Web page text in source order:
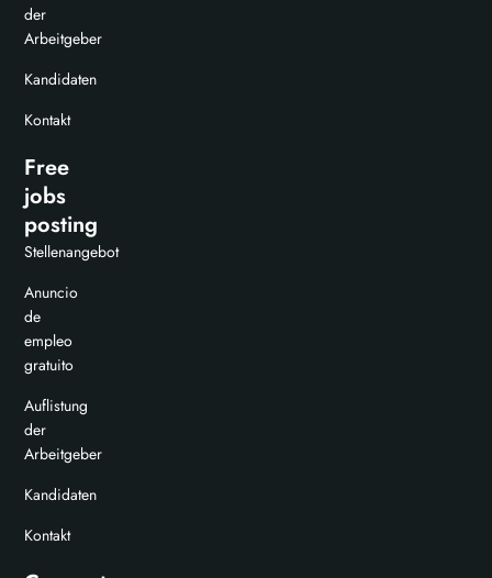
der
Arbeitgeber
Kandidaten
Kontakt
Free
jobs
posting
Stellenangebot
Anuncio
de
empleo
gratuito
Auflistung
der
Arbeitgeber
Kandidaten
Kontakt